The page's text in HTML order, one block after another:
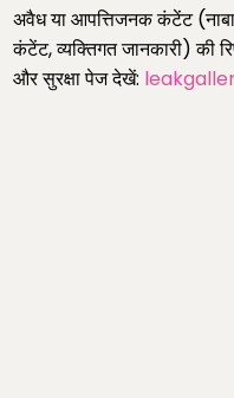
अवैध या आपत्तिजनक कंटेंट
कंटेंट, व्यक्तिगत जानकारी) की
और सुरक्षा पेज देखें: